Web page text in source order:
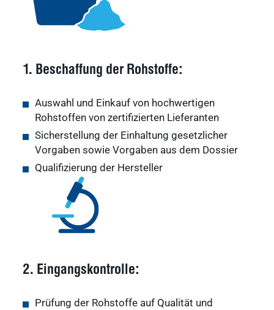
1. Beschaffung der Rohstoffe:
Auswahl und Einkauf von hochwertigen
Rohstoffen von zertifizierten Lieferanten
Sicherstellung der Einhaltung gesetzlicher
Vorgaben sowie Vorgaben aus dem Dossier
Qualifizierung der Hersteller
2. Eingangskontrolle:
Prüfung der Rohstoffe auf Qualität und